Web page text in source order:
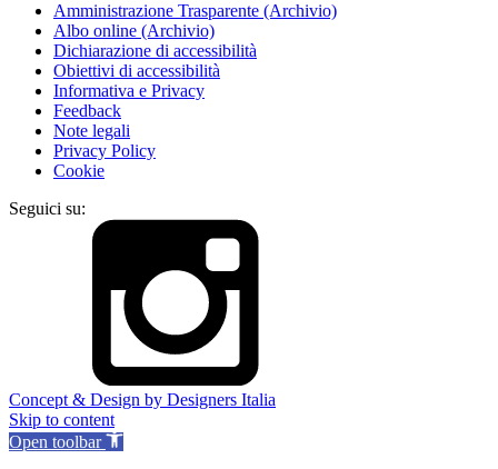
Amministrazione Trasparente (Archivio)
Albo online (Archivio)
Dichiarazione di accessibilità
Obiettivi di accessibilità
Informativa e Privacy
Feedback
Note legali
Privacy Policy
Cookie
Seguici su:
Concept & Design by Designers Italia
Skip to content
Open toolbar